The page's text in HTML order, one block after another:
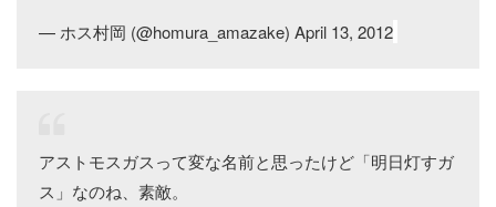
— ホス村岡 (@homura_amazake) April 13, 2012
アストモスガスって変な名前と思ったけど「明日灯すガ
ス」なのね、素敵。